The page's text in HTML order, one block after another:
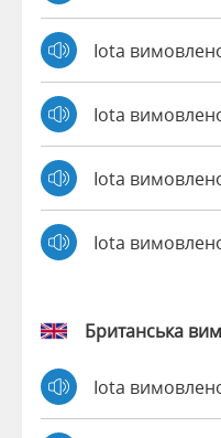
Iota
Iota
Iota
Iota
Британська
Iota